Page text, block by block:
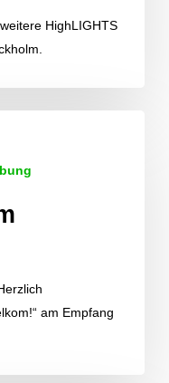
HighLIGHTS
am Empfang